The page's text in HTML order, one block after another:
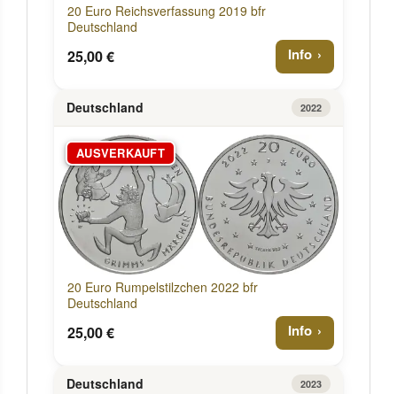
20 Euro Reichsverfassung 2019 bfr
Deutschland
25,00 € Info
Deutschland 2022
AUSVERKAUFT
20 Euro Rumpelstilzchen 2022 bfr
Deutschland
25,00 € Info
Deutschland 2023